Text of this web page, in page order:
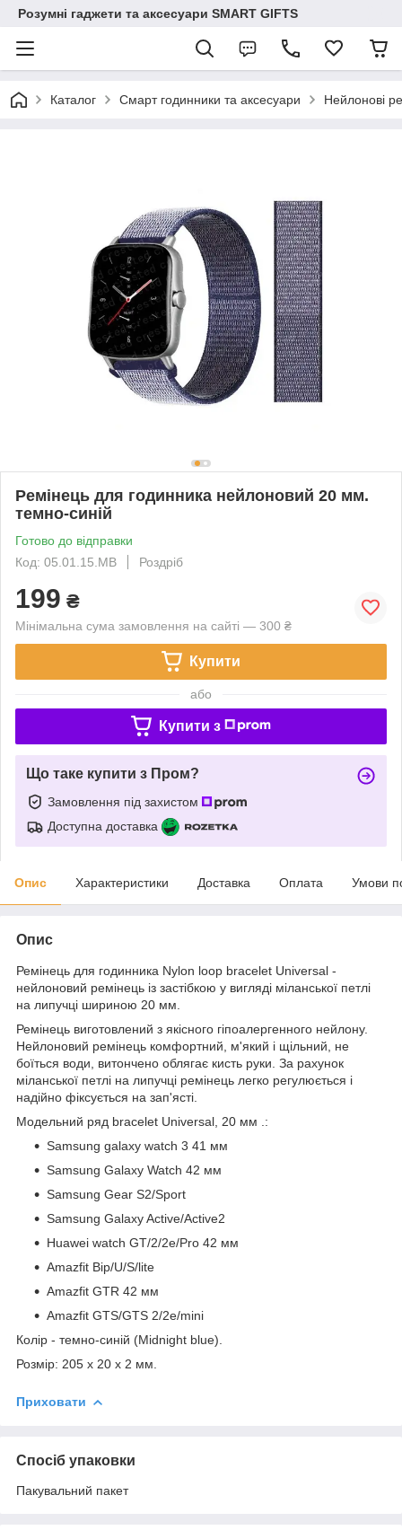
Розумні гаджети та аксесуари SMART GIFTS
Каталог Смарт годинники та аксесуари Нейлонові
Ремінець для годинника нейлоновий 20 мм.
темно-синій
Готово до відправки
Код: 05.01.15.MB
Роздріб
199 ₴
Мінімальна сума замовлення на сайті — 300 ₴
Купити
або
Купити з
Що таке купити з Пром?
Замовлення під захистом
Доступна доставка
Опис Характеристики Доставка Оплата Умови
Опис
Ремінець для годинника Nylon loop bracelet Universal -
нейлоновий ремінець із застібкою у вигляді міланської петлі
на липучці шириною 20 мм.
Ремінець виготовлений з якісного гіпоалергенного нейлону.
Нейлоновий ремінець комфортний, м'який і щільний, не
боїться води, витончено облягає кисть руки. За рахунок
міланської петлі на липучці ремінець легко регулюється і
надійно фіксується на зап'ясті.
Модельний ряд bracelet Universal, 20 мм .:
Samsung galaxy watch 3 41 мм
Samsung Galaxy Watch 42 мм
Samsung Gear S2/Sport
Samsung Galaxy Active/Active2
Huawei watch GT/2/2e/Pro 42 мм
Amazfit Bip/U/S/lite
Amazfit GTR 42 мм
Amazfit GTS/GTS 2/2e/mini
Колір - темно-синій (Midnight blue).
Розмір: 205 x 20 x 2 мм.
Приховати
Спосіб упаковки
Пакувальний пакет